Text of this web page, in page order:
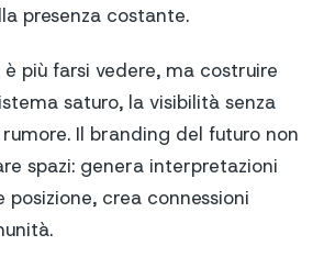
presenza costante.
più farsi vedere, ma costruire
saturo, la visibilità senza
Il branding del futuro non
spazi: genera interpretazioni
posizione, crea connessioni